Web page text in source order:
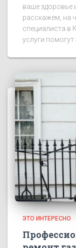
ваше здоровье
расскажем, на
специалиста в
услуги
ЭТО ИНТЕРЕСНО